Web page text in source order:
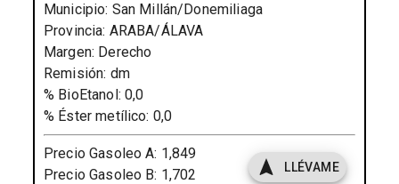
Municipio: San Millán/Donemiliaga
Provincia: ARABA/ÁLAVA
Margen: Derecho
Remisión: dm
% BioEtanol: 0,0
% Éster metílico: 0,0
Precio Gasoleo A: 1,849
Precio Gasoleo B: 1,702
LLÉVAME